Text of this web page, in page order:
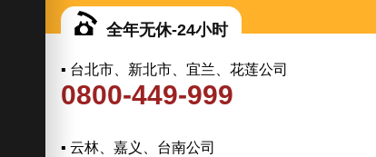
全年无休-24小时
▪ 台北市、新北市、宜兰、花莲公司
0800-449-999
▪ 云林、嘉义、台南公司